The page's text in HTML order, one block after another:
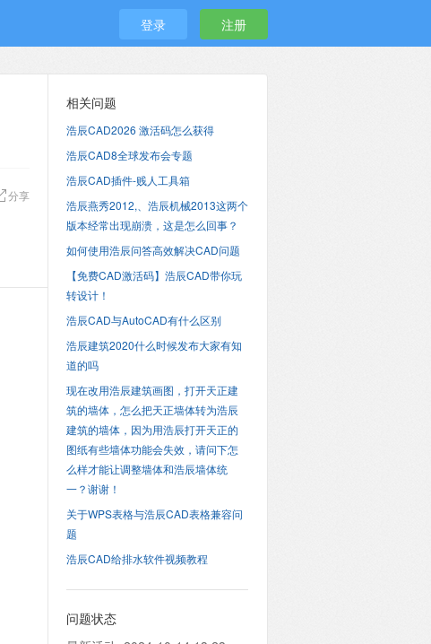
登录 注册
分享
相关问题
浩辰CAD2026 激活码怎么获得
浩辰CAD8全球发布会专题
浩辰CAD插件-贱人工具箱
浩辰燕秀2012,、浩辰机械2013这两个
版本经常出现崩溃，这是怎么回事？
如何使用浩辰问答高效解决CAD问题
【免费CAD激活码】浩辰CAD带你玩
转设计！
浩辰CAD与AutoCAD有什么区别
浩辰建筑2020什么时候发布大家有知
道的吗
现在改用浩辰建筑画图，打开天正建
筑的墙体，怎么把天正墙体转为浩辰
建筑的墙体，因为用浩辰打开天正的
图纸有些墙体功能会失效，请问下怎
么样才能让调整墙体和浩辰墙体统
一？谢谢！
关于WPS表格与浩辰CAD表格兼容问
题
浩辰CAD给排水软件视频教程
问题状态